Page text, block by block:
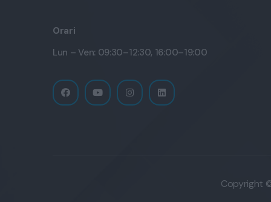
Orari
Lun – Ven: 09:30–12:30, 16:00–19:00
Copyright